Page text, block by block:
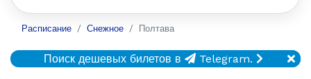
Расписание Снежное Полтава
Поиск дешевых билетов в Telegram.